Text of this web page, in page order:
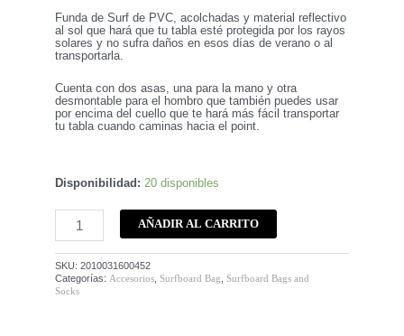
Funda de Surf de PVC, acolchadas y material reflectivo
al sol que hará que tu tabla esté protegida por los rayos
solares y no sufra daños en esos días de verano o al
transportarla.
Cuenta con dos asas, una para la mano y otra
desmontable para el hombro que también puedes usar
por encima del cuello que te hará más fácil transportar
tu tabla cuando caminas hacia el point.
Disponibilidad: 20 disponibles
AÑADIR AL CARRITO
SKU: 2010031600452
Categorías: Accesorios, Surfboard Bag Surfboard Bags and
Socks